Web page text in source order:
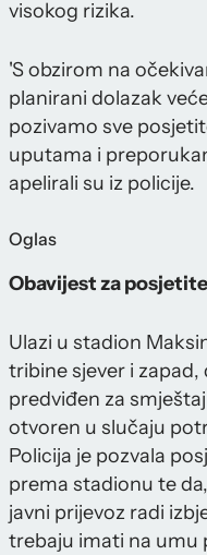
visokog rizika.
'S obzirom na
planirani dolazak
pozivamo sve
uputama i
apelirali su iz policije.
Oglas
Obavijest za
Ulazi u stadion
tribine sjever i
predviđen za
otvoren u slučaju
Policija je pozvala
prema stadionu te
javni prijevoz radi
trebaju imati na umu